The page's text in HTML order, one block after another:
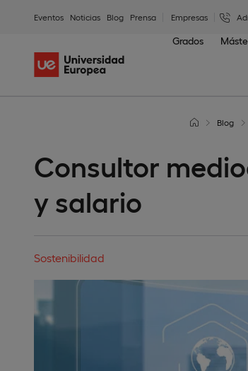
Eventos Noticias Blog Prensa Empresas
Grados
Blog
Consultor
y salario
Sostenibilidad